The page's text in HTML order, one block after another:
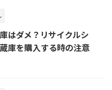
はダメ？リサイクルシ
庫を購入する時の注意